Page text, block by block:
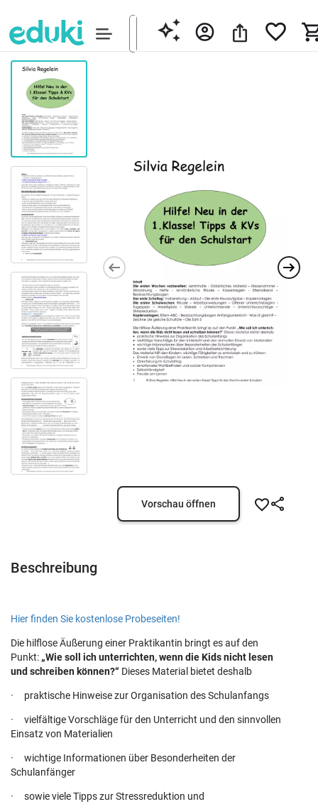
Vorschau öffnen
Beschreibung
Hier finden Sie kostenlose Probeseiten!
Die hilflose Äußerung einer Praktikantin bringt es auf den
Punkt: „Wie soll ich unterrichten, wenn die Kids nicht lesen
und schreiben können?“ Dieses Material bietet deshalb
· praktische Hinweise zur Organisation des Schulanfangs
· vielfältige Vorschläge für den Unterricht und den sinnvollen
Einsatz von Materialien
· wichtige Informationen über Besonderheiten der
Schulanfänger
· sowie viele Tipps zur Stressreduktion und